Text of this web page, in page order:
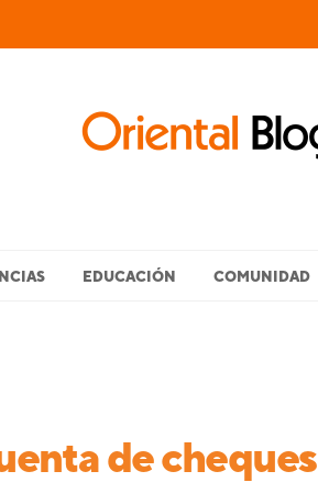
EDUCACIÓN COMUNIDAD
de cheques